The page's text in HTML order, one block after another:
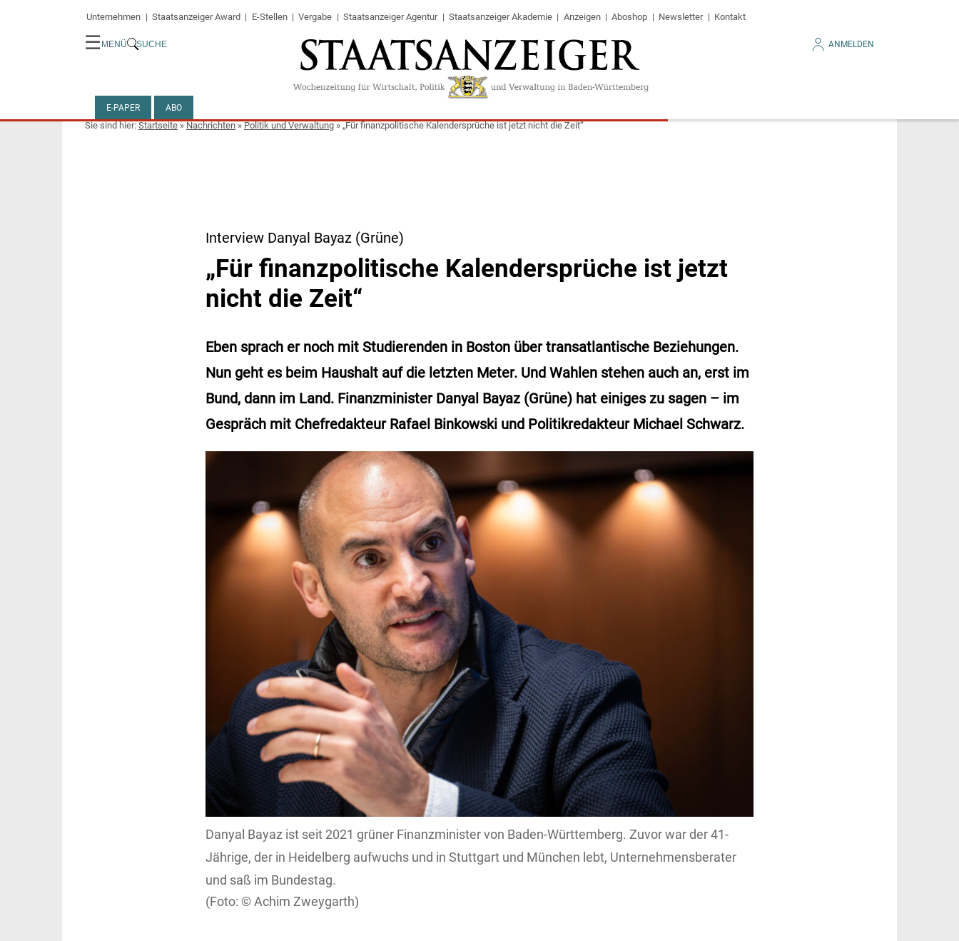
Unternehmen Staatsanzeiger Award E-Stellen Vergabe Staatsanzeiger Agentur Staatsanzeiger Akademie Anzeigen Aboshop Newsletter Kontakt
☰ MENÜ SUCHE ANMELDEN
E-PAPER ABO
Startseite»Nachrichten»Politik und Verwaltung»„Für finanzpolitische Kalendersprüche ist jetzt nicht die Zeit“
Interview Danyal Bayaz (Grüne)
„Für finanzpolitische Kalendersprüche ist jetzt
nicht die Zeit“
Eben sprach er noch mit Studierenden in Boston über transatlantische Beziehungen.
Nun geht es beim Haushalt auf die letzten Meter. Und Wahlen stehen auch an, erst im
Bund, dann im Land. Finanzminister Danyal Bayaz (Grüne) hat einiges zu sagen – im
Gespräch mit Chefredakteur Rafael Binkowski und Politikredakteur Michael Schwarz.
Danyal Bayaz ist seit 2021 grüner Finanzminister von Baden-Württemberg. Zuvor war der 41-
Jährige, der in Heidelberg aufwuchs und in Stuttgart und München lebt, Unternehmensberater
und saß im Bundestag.
Achim Zweygarth)